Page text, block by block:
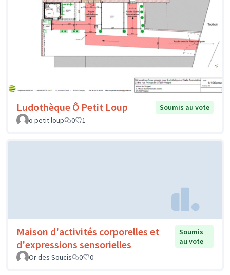
Ludothèque Ô Petit Loup
Soumis au vote
o petit loup
0 1
Maison d'activités corporelles et
d'expressions sensorielles
Soumis
au vote
Or des Soucis
0 0